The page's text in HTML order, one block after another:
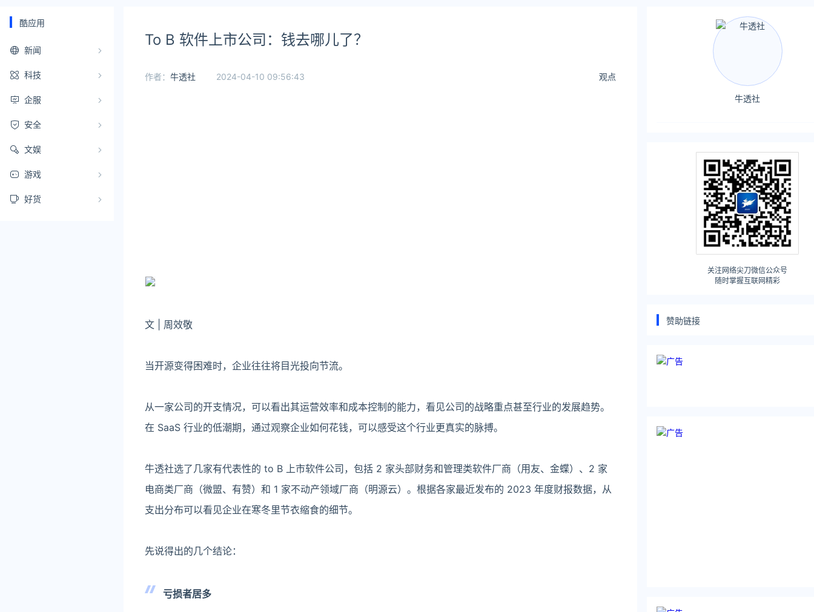
酷应用
新闻
科技
企服
安全
文娱
游戏
好货
To B 软件上市公司：钱去哪儿了？
观点
作者： 牛透社 2024-04-10 09:56:43
文 | 周效敬
当开源变得困难时，企业往往将目光投向节流。
从一家公司的开支情况，可以看出其运营效率和成本控制的能力，看见公司的战略重点甚至行业的发展趋势。
在 SaaS 行业的低潮期，通过观察企业如何花钱，可以感受这个行业更真实的脉搏。
牛透社选了几家有代表性的 to B 上市软件公司，包括 2 家头部财务和管理类软件厂商（用友、金蝶）、2 家
电商类厂商（微盟、有赞）和 1 家不动产领域厂商（明源云）。根据各家最近发布的 2023 年度财报数据，从
支出分布可以看见企业在寒冬里节衣缩食的细节。
先说得出的几个结论：
亏损者居多
牛透社
关注网络尖刀微信公众号
随时掌握互联网精彩
赞助链接